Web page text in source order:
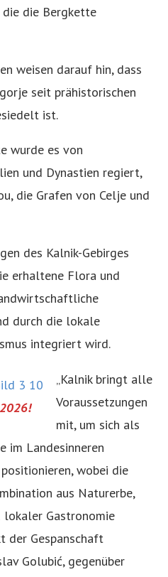
die Bergkette
weisen darauf hin, dass
seit prähistorischen
ist.
wurde es von
und Dynastien regiert,
die Grafen von Celje und
des Kalnik-Gebirges
erhaltene Flora und
durch die lokale
integriert wird.
„Kalnik bringt alle
Voraussetzungen
mit, um sich als
im Landesinneren
wobei die
aus Naturerbe,
lokaler Gastronomie
der Gespanschaft
Golubić, gegenüber